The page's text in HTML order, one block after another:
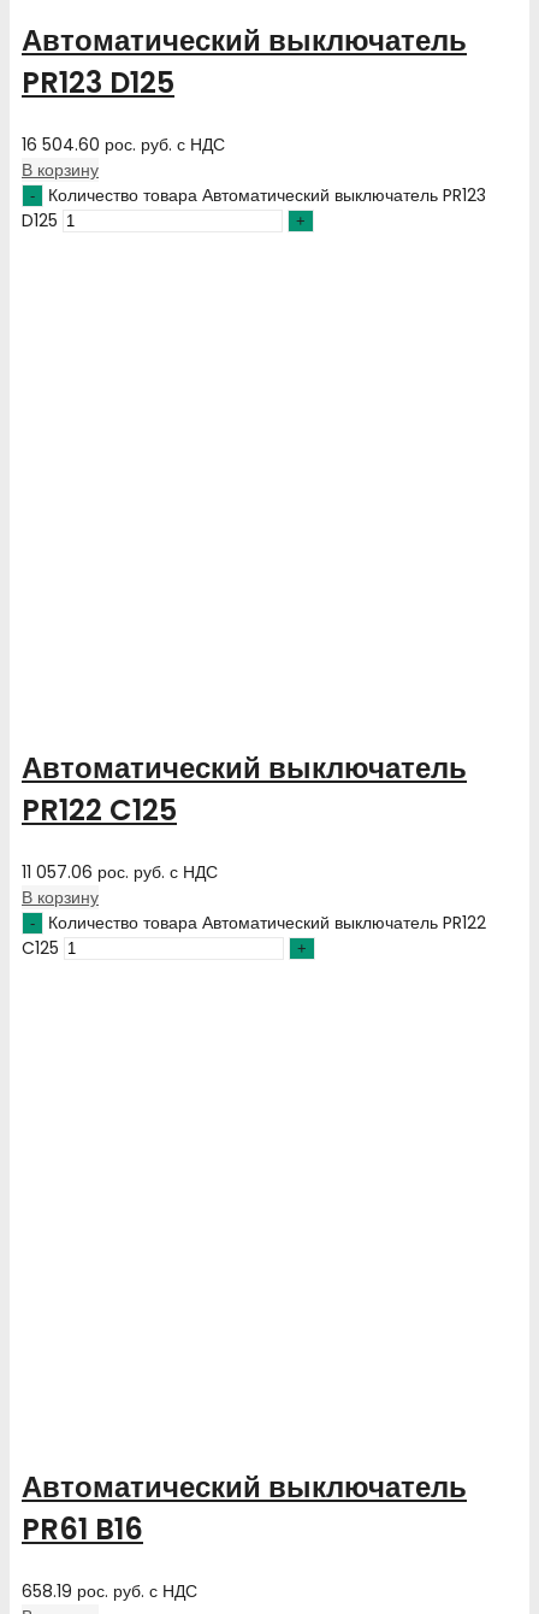
Автоматический выключатель
PR123 D125
16 504.60 рос. руб. с НДС
В корзину
Количество товара Автоматический выключатель PR123
D125
Автоматический выключатель
PR122 C125
11 057.06 рос. руб. с НДС
В корзину
Количество товара Автоматический выключатель PR122
C125
Автоматический выключатель
PR61 B16
658.19 рос. руб. с НДС